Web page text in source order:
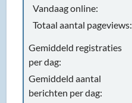
Vandaag online:
Totaal aantal pageviews:
Gemiddeld registraties
per dag:
Gemiddeld aantal
berichten per dag: